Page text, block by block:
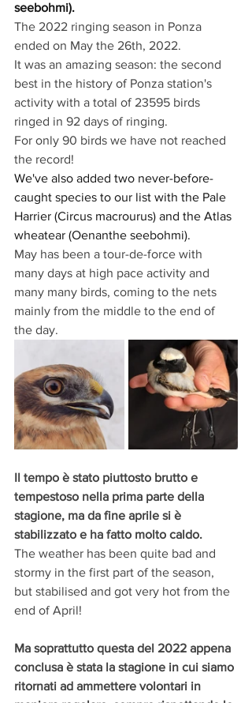
seebohmi).
The 2022 ringing season in Ponza
ended on May the 26th, 2022.
It was an amazing season: the second
best in the history of Ponza station's
activity with a total of 23595 birds
ringed in 92 days of ringing.
For only 90 birds we have not reached
the record!
We've also added two never-before-
caught species to our list with the Pale
Harrier (Circus macrourus) and the Atlas
wheatear (Oenanthe seebohmi).
May has been a tour-de-force with
many days at high pace activity and
many many birds, coming to the nets
mainly from the middle to the end of
the day.
Il tempo è stato piuttosto brutto e
tempestoso nella prima parte della
stagione, ma da fine aprile si è
stabilizzato e ha fatto molto caldo.
The weather has been quite bad and
stormy in the first part of the season,
but stabilised and got very hot from the
end of April!
Ma soprattutto questa del 2022 appena
conclusa è stata la stagione in cui siamo
ritornati ad ammettere volontari in